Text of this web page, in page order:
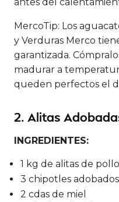
antes del
MercoTip: Los
y Verduras Merco
garantizada.
madurar a
queden perfectos el
2. Alitas
INGREDIENTES:
1 kg de alitas de pollo
3 chipotles adobados
2 cdas de miel